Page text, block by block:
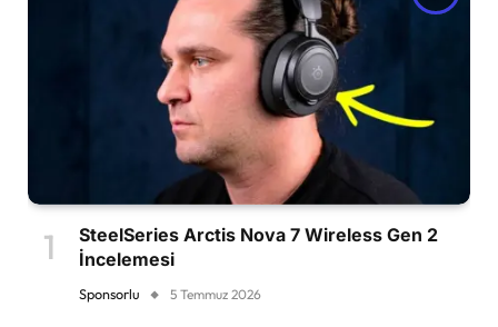
SteelSeries Arctis Nova 7 Wireless Gen 2
İncelemesi
Sponsorlu 5 Temmuz 2026